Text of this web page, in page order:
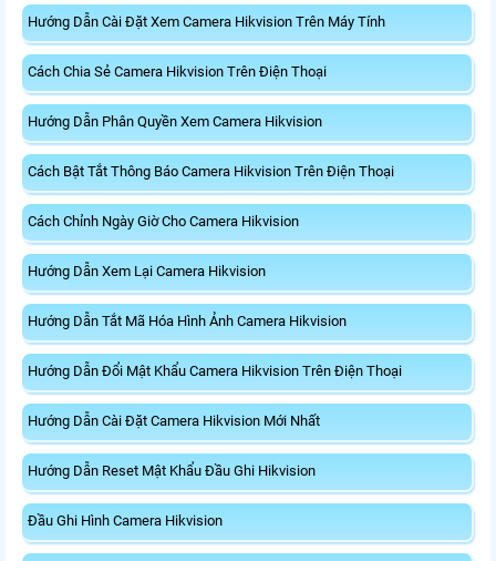
Hướng Dẫn Cài Đặt Xem Camera Hikvision Trên Máy Tính
Cách Chia Sẻ Camera Hikvision Trên Điện Thoại
Hướng Dẫn Phân Quyền Xem Camera Hikvision
Cách Bật Tắt Thông Báo Camera Hikvision Trên Điện Thoại
Cách Chỉnh Ngày Giờ Cho Camera Hikvision
Hướng Dẫn Xem Lại Camera Hikvision
Hướng Dẫn Tắt Mã Hóa Hình Ảnh Camera Hikvision
Hướng Dẫn Đổi Mật Khẩu Camera Hikvision Trên Điện Thoại
Hướng Dẫn Cài Đặt Camera Hikvision Mới Nhất
Hướng Dẫn Reset Mật Khẩu Đầu Ghi Hikvision
Đầu Ghi Hình Camera Hikvision